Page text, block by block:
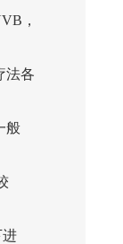
，
法各
般